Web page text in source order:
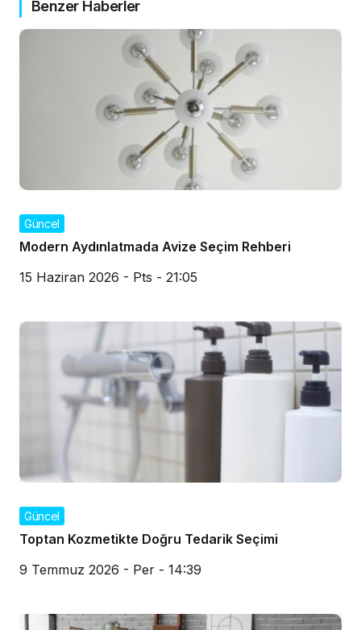
Benzer Haberler
Güncel
Modern Aydınlatmada Avize Seçim Rehberi
15 Haziran 2026 - Pts - 21:05
Güncel
Toptan Kozmetikte Doğru Tedarik Seçimi
9 Temmuz 2026 - Per - 14:39